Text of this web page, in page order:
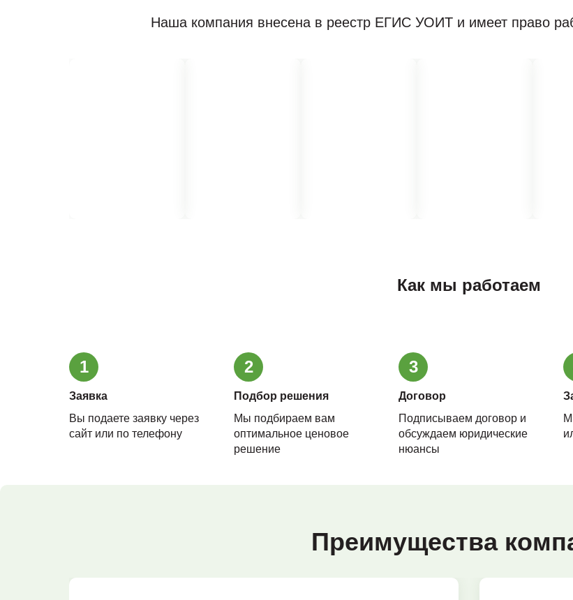
Наша компания внесена в реестр ЕГИС УОИТ и имеет право
Как мы работаем
1
Заявка
Вы подаете заявку через
сайт или по телефону
2
Подбор решения
Мы подбираем вам
оптимальное ценовое
решение
3
Договор
Подписываем договор и
обсуждаем юридические
нюансы
Преимущества